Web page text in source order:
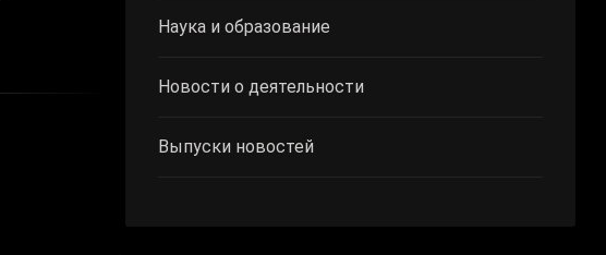
Наука и образование
Новости о деятельности
Выпуски новостей